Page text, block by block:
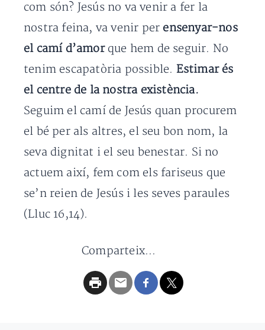
com són? Jesús no va venir a fer la
nostra feina, va venir per ensenyar-nos
el camí d’amor que hem de seguir. No
tenim escapatòria possible. Estimar és
el centre de la nostra existència.
Seguim el camí de Jesús quan procurem
el bé per als altres, el seu bon nom, la
seva dignitat i el seu benestar. Si no
actuem així, fem com els fariseus que
se’n reien de Jesús i les seves paraules
(Lluc 16,14).
Comparteix...